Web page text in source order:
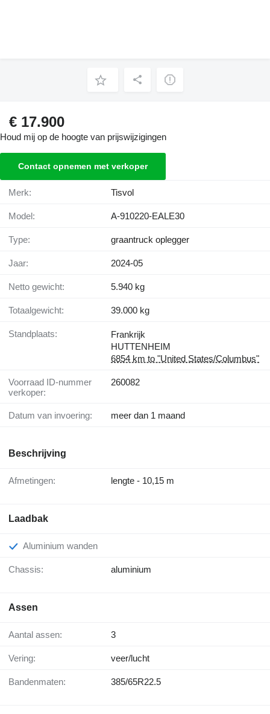
€ 17.900
Houd mij op de hoogte van prijswijzigingen
Contact opnemen met verkoper
Merk: Tisvol
Model: A-910220-EALE30
Type: graantruck oplegger
Jaar: 2024-05
Netto gewicht: 5.940 kg
Totaalgewicht: 39.000 kg
Standplaats:
Frankrijk
HUTTENHEIM
6854 km to "United States/Columbus"
Voorraad ID-nummer
verkoper:
260082
Datum van invoering: meer dan 1 maand
Beschrijving
Afmetingen: lengte - 10,15 m
Laadbak
Aluminium wanden
Chassis: aluminium
Assen
Aantal assen: 3
Vering: veer/lucht
Bandenmaten: 385/65R22.5